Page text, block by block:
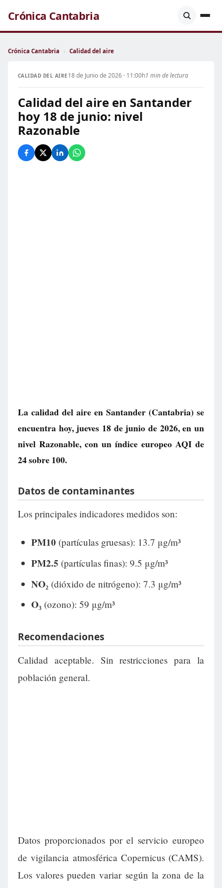
Crónica Cantabria
Crónica Cantabria › Calidad del aire
CALIDAD DEL AIRE 18 de Junio de 2026 · 11:00h1 min de lectura
Calidad del aire en Santander
hoy 18 de junio: nivel
Razonable
La calidad del aire en Santander (Cantabria) se
encuentra hoy, jueves 18 de junio de 2026, en un
nivel Razonable, con un índice europeo AQI de
24sobre 100.
Datos de contaminantes
Los principales indicadores medidos son:
PM10 (partículas gruesas): 13.7 μg/m³
PM2.5 (partículas finas): 9.5 μg/m³
NO₂ (dióxido de nitrógeno): 7.3 μg/m³
O₃ (ozono): 59 μg/m³
Recomendaciones
Calidad aceptable. Sin restricciones para la
población general.
Datos proporcionados por el servicio europeo
de vigilancia atmosférica Copernicus (CAMS).
Los valores pueden variar según la zona de la